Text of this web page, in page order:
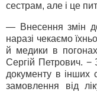
сестрам, але і це
— Внесення змін
наразі чекаємо
й медики в
Сергій Петрович.
документу в інших
замовлення від